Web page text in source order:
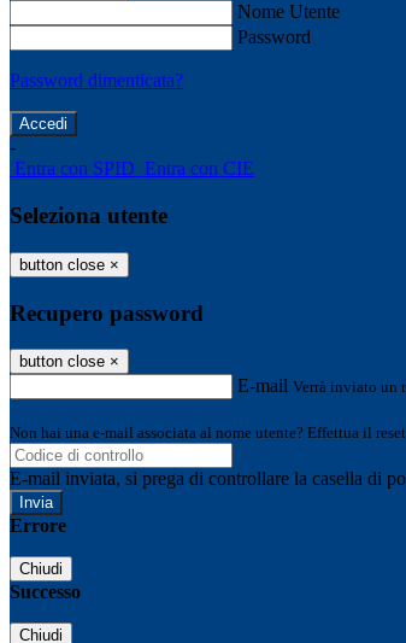
Nome Utente
Password
Password dimenticata?
-
Entra con SPID Entra con CIE
Seleziona utente
button close ×
Recupero password
button close ×
E-mail Verrà inviato un
Non hai una e-mail associata al nome utente? Effettua il
E-mail inviata, si prega di controllare la casella di
Errore
Chiudi
Successo
Chiudi